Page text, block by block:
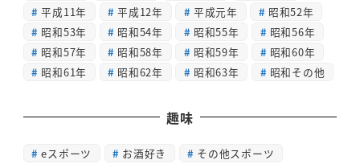
平成11年
平成12年 平成元年
昭和52年
昭和53年
昭和54年 昭和55年
昭和56年
昭和57年
昭和58年 昭和59年
昭和60年
昭和61年
昭和62年 昭和63年 昭和その他
趣味
eスポーツ お酒好き
その他スポーツ